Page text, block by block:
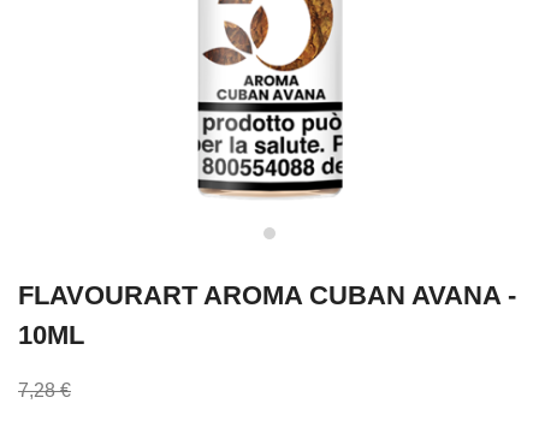
FLAVOURART AROMA CUBAN AVANA -
10ML
7,28 €